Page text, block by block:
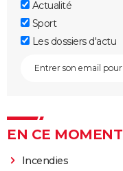
Actualité
Sport
Les dossiers d'actu
EN CE MOMENT
Incendies